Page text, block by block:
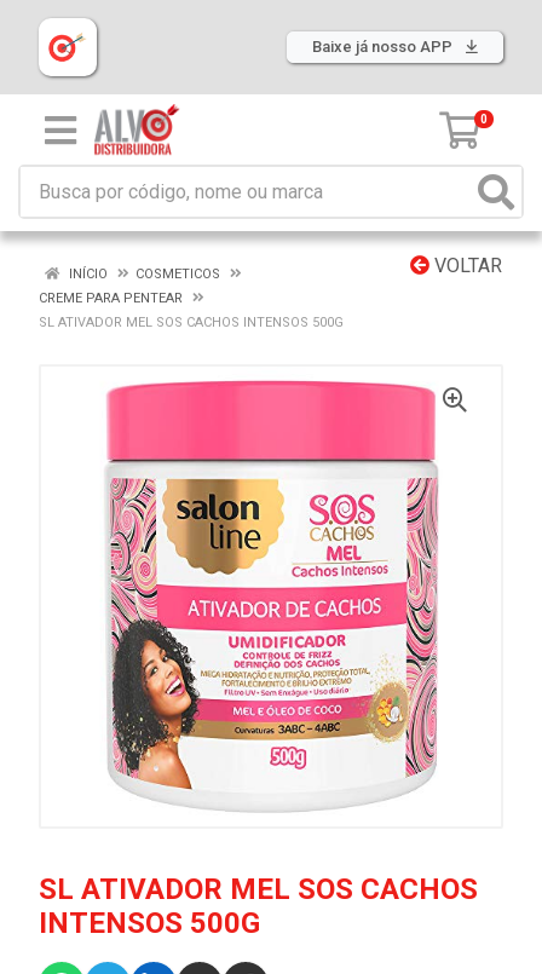
Baixe já nosso APP
0
VOLTAR
INÍCIO
COSMETICOS
CREME PARA PENTEAR
SL ATIVADOR MEL SOS CACHOS INTENSOS 500G
SL ATIVADOR MEL SOS CACHOS
INTENSOS 500G